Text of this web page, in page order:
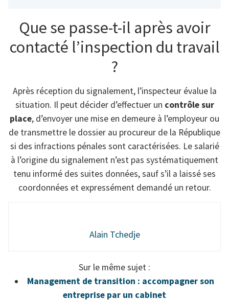
Que se passe-t-il après avoir
contacté l’inspection du travail
?
Après réception du signalement, l’inspecteur évalue la
situation. Il peut décider d’effectuer un contrôle sur
place, d’envoyer une mise en demeure à l’employeur ou
de transmettre le dossier au procureur de la République
si des infractions pénales sont caractérisées. Le salarié
à l’origine du signalement n’est pas systématiquement
tenu informé des suites données, sauf s’il a laissé ses
coordonnées et expressément demandé un retour.
Alain Tchedje
Sur le même sujet :
Management de transition : accompagner son
entreprise par un cabinet